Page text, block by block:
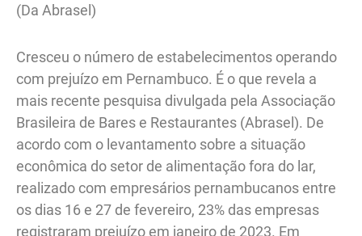
(Da Abrasel)
Cresceu o número de estabelecimentos operando
com prejuízo em Pernambuco. É o que revela a
mais recente pesquisa divulgada pela Associação
Brasileira de Bares e Restaurantes (Abrasel). De
acordo com o levantamento sobre a situação
econômica do setor de alimentação fora do lar,
realizado com empresários pernambucanos entre
os dias 16 e 27 de fevereiro, 23% das empresas
registraram prejuízo em janeiro de 2023. Em